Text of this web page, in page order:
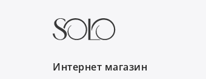
Интернет магазин